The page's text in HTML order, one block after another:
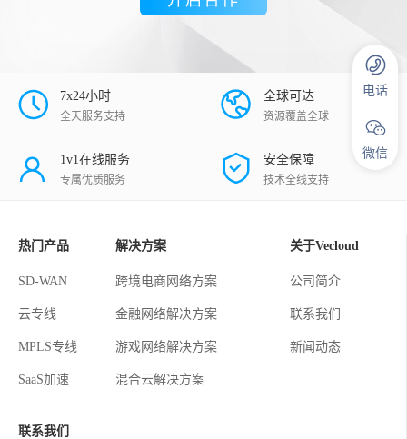
7x24小时
全天服务支持
全球可达
资源覆盖全球
1v1在线服务
专属优质服务
安全保障
技术全线支持
热门产品
SD-WAN
云专线
MPLS专线
SaaS加速
解决方案
跨境电商网络方案
金融网络解决方案
游戏网络解决方案
混合云解决方案
关于Vecloud
公司简介
联系我们
新闻动态
联系我们
电话
微信